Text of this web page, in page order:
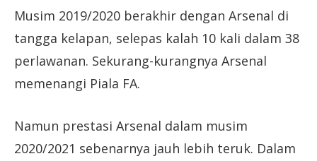
Musim 2019/2020 berakhir dengan Arsenal di
tangga kelapan, selepas kalah 10 kali dalam 38
perlawanan. Sekurang-kurangnya Arsenal
memenangi Piala FA.
Namun prestasi Arsenal dalam musim
2020/2021 sebenarnya jauh lebih teruk. Dalam